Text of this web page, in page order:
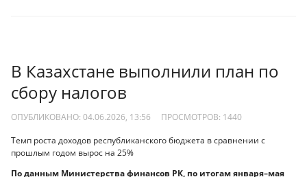
В Казахстане выполнили план по
сбору налогов
ОПУБЛИКОВАНО: 04.06.2026, 13:56 ПРОСМОТРОВ: 1440
Темп роста доходов республиканского бюджета в сравнении с
прошлым годом вырос на 25%
По данным Министерства финансов РК, по итогам января–мая